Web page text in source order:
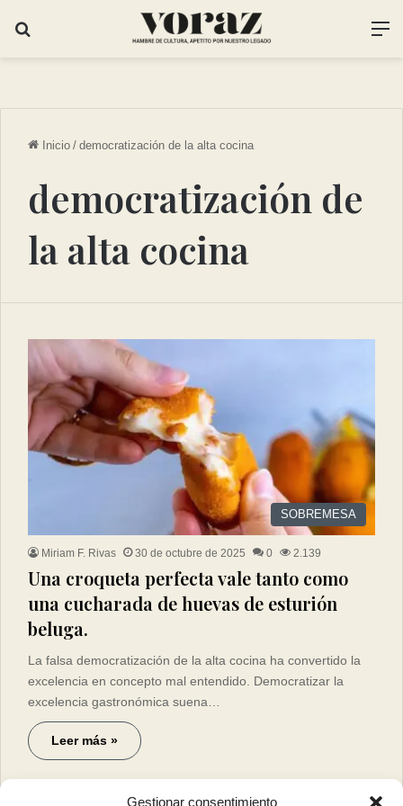
Gestionar consentimiento
Inicio / democratización de la alta cocina
democratización de
la alta cocina
SOBREMESA
Miriam F. Rivas 30 de octubre de 2025 0 2.139
Una croqueta perfecta vale tanto como
una cucharada de huevas de esturión
beluga.
La falsa democratización de la alta cocina ha convertido la
excelencia en concepto mal entendido. Democratizar la
excelencia gastronómica suena…
Leer más »